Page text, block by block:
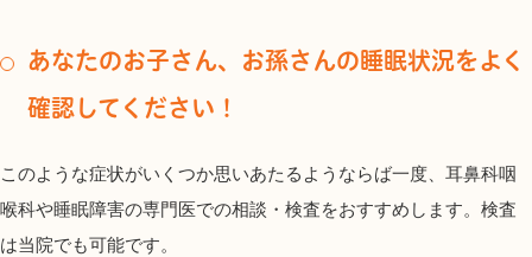
あなたのお子さん、お孫さんの睡眠状況をよく
確認してください！
このような症状がいくつか思いあたるようならば一度、耳鼻科咽
喉科や睡眠障害の専門医での相談・検査をおすすめします。検査
は当院でも可能です。